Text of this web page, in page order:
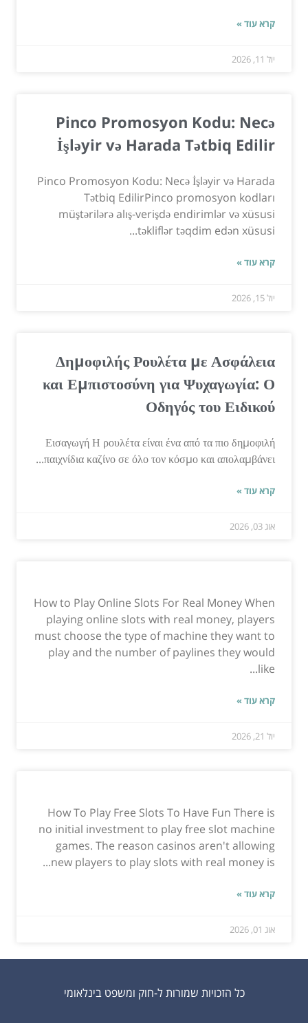
קרא עוד »
יול 11, 2026
Pinco Promosyon Kodu: Necə
İşləyir və Harada Tətbiq Edilir
Pinco Promosyon Kodu: Necə İşləyir və Harada
Tətbiq EdilirPinco promosyon kodları
müştərilərə alış-verişdə endirimlər və xüsusi
təkliflər təqdim edən xüsusi...
קרא עוד »
יול 15, 2026
Δημοφιλής Ρουλέτα με Ασφάλεια
και Εμπιστοσύνη για Ψυχαγωγία: Ο
Οδηγός του Ειδικού
Εισαγωγή Η ρουλέτα είναι ένα από τα πιο δημοφιλή
παιχνίδια καζίνο σε όλο τον κόσμο και απολαμβάνει...
קרא עוד »
אוג 03, 2026
How to Play Online Slots For Real Money When
playing online slots with real money, players
must choose the type of machine they want to
play and the number of paylines they would
like...
קרא עוד »
יול 21, 2026
How To Play Free Slots To Have Fun There is
no initial investment to play free slot machine
games. The reason casinos aren't allowing
new players to play slots with real money is...
קרא עוד »
אוג 01, 2026
כל הזכויות שמורות ל-חוק ומשפט בינלאומי